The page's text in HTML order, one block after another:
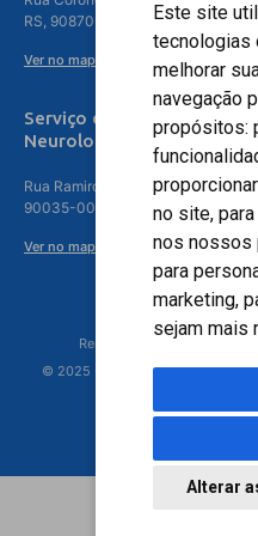
Este site
tecnologias
melhorar
navegação
propósitos:
no site,
nos nossos
para
marketing,
sejam mais
Alterar
RS, 90870-016
Ver no mapa
Serviço de
Neurologia
Rua Ramiro Barcelos, 630 – 5º
90035-001
Ver no mapa
Responsável Técnico: Dr.
© 2025 - Hospital Moinhos de